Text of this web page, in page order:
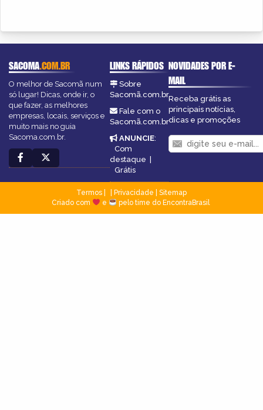
SACOMA.COM.BR
O melhor de Sacomã num
só lugar! Dicas, onde ir, o
que fazer, as melhores
empresas, locais, serviços e
muito mais no guia
Sacoma.com.br.
LINKS RÁPIDOS
Sobre
Sacomã.com.br
Fale com o
Sacomã.com.br
ANUNCIE:
Com
destaque
Grátis
NOVIDADES POR E-
MAIL
Receba grátis as
principais notícias,
dicas e promoções
Termos Privacidade
Sitemap
Criado com
e pelo time do EncontraBrasil